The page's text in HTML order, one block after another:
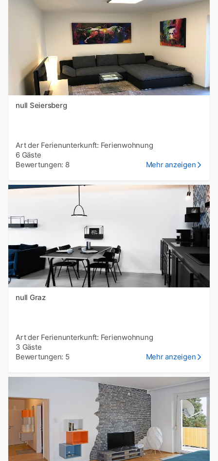
null Seiersberg
Art der Ferienunterkunft: Ferienwohnung
6 Gäste
Bewertungen: 8
Mehr anzeigen
null Graz
Art der Ferienunterkunft: Ferienwohnung
3 Gäste
Bewertungen: 5
Mehr anzeigen